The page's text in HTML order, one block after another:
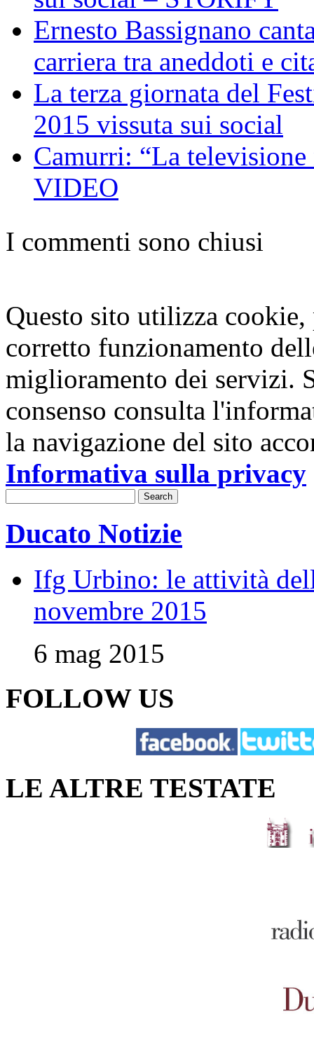
Ernesto Bassignano
carriera tra aneddoti e
La terza giornata del
2015 vissuta sui social
Camurri: “La televisione
VIDEO
I commenti sono chiusi
Questo sito utilizza
corretto funzionamento
miglioramento dei servizi.
consenso consulta
la navigazione del sito
Informativa sulla privacy
Ducato Notizie
Ifg Urbino: le attività
novembre 2015
6 mag 2015
FOLLOW US
LE ALTRE TESTATE